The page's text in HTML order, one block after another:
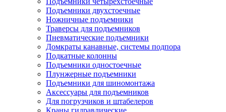
Подъемники двухстоечные
Ножничные подъемники
Траверсы для подъемников
Пневматические подъемники
Домкраты канавные, системы подпора
Подкатные колонны
Подъемники одностоечные
Плунжерные подъемники
Подъемники для шиномонтажа
Аксессуары для подъемников
Для погрузчиков и штабелеров
Краны гидравлические